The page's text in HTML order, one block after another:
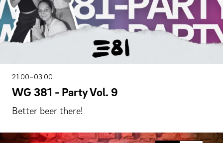
21 00–03 00
WG 381 - Party Vol. 9
Better beer there!